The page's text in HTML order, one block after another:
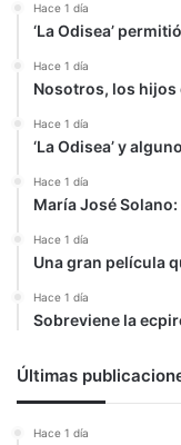
Hace 1 día
‘La Odisea’
Hace 1 día
Nosotros, los hijos
Hace 1 día
‘La Odisea’ y
Hace 1 día
María José
Hace 1 día
Una gran película
Hace 1 día
Sobreviene la
Últimas
Hace 1 día